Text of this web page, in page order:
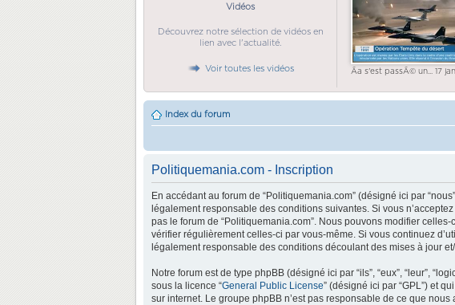
Vidéos
Découvrez notre sélection de vidéos en
lien avec l'actualité.
Voir toutes les vidéos Ãa s'est passÃ© un... 17
Index du forum
Politiquemania.com - Inscription
En accédant au forum de “Politiquemania.com” (désigné ici par
légalement responsable des conditions suivantes. Si vous
pas le forum de “Politiquemania.com”. Nous pouvons modifier
vérifier régulièrement celles-ci par vous-même. Si vous continuez
légalement responsable des conditions découlant des mises à jour
Notre forum est de type phpBB (désigné ici par “ils”, “eux”, “leur”,
sous la licence “General Public License” (désigné ici par “GPL”) et
sur internet. Le groupe phpBB n’est pas responsable de ce que